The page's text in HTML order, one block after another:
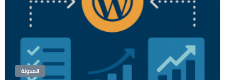
المدونة